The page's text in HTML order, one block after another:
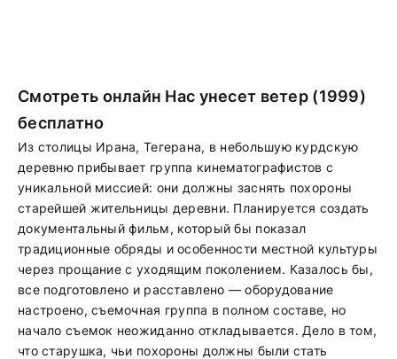
Смотреть онлайн Нас унесет ветер (1999)
бесплатно
Из столицы Ирана, Тегерана, в небольшую курдскую
деревню прибывает группа кинематографистов с
уникальной миссией: они должны заснять похороны
старейшей жительницы деревни. Планируется создать
документальный фильм, который бы показал
традиционные обряды и особенности местной культуры
через прощание с уходящим поколением. Казалось бы,
все подготовлено и расставлено — оборудование
настроено, съемочная группа в полном составе, но
начало съемок неожиданно откладывается. Дело в том,
что старушка, чьи похороны должны были стать